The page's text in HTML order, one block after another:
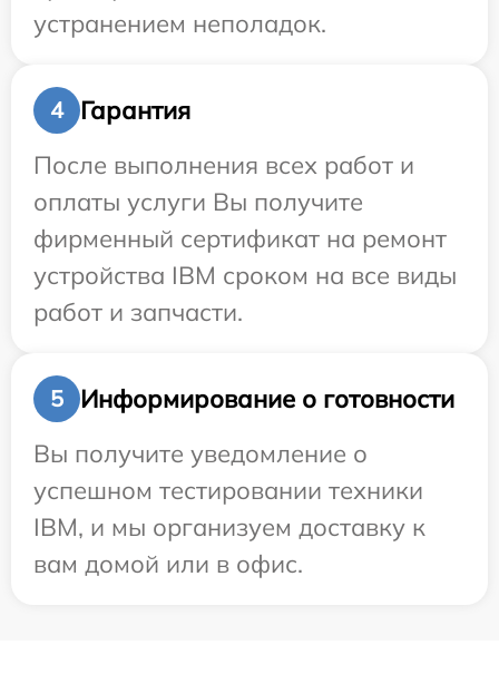
устранением неполадок.
4
Гарантия
После выполнения всех работ и
оплаты услуги Вы получите
фирменный сертификат на ремонт
устройства IBM сроком на все виды
работ и запчасти.
5
Информирование о готовности
Вы получите уведомление о
успешном тестировании техники
IBM, и мы организуем доставку к
вам домой или в офис.